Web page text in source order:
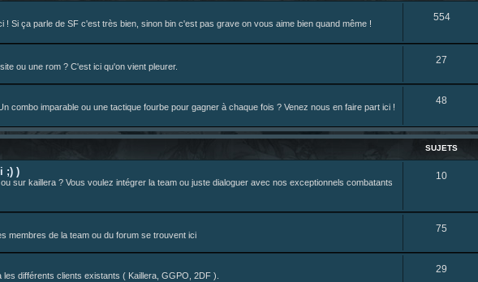
les amis !
! Si ça parle de SF c'est très bien, sinon bin c'est pas grave on vous aime bien quand même !
554S
ou une rom ? C'est ici qu'on vient pleurer.
27
t
combo imparable ou une tactique fourbe pour gagner à chaque fois ? Venez nous en faire part ici !
48
j
e
SUJETS
;) )
sur kaillera ? Vous voulez intégrer la team ou juste dialoguer avec nos exceptionnels combatants
10S
membres de la team ou du forum se trouvent ici
75
différents clients existants ( Kaillera, GGPO, 2DF ).
29